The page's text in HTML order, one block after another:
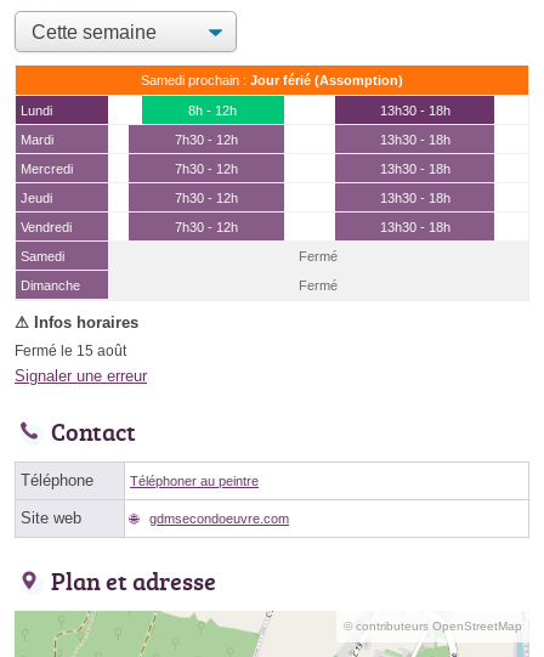
Samedi prochain : Jour férié (Assomption)
Lundi 8h - 12h
13h30 - 18h
Mardi
7h30 - 12h
13h30 - 18h
Mercredi
7h30 - 12h
13h30 - 18h
Jeudi
7h30 - 12h
13h30 - 18h
Vendredi
7h30 - 12h
13h30 - 18h
Samedi
(15 août)
Fermé
Dimanche
Fermé
Fermé le 15 août
Signaler une erreur
Contact
Téléphone Téléphoner au peintre
Site web gdmsecondoeuvre.com
Plan et adresse
© contributeurs OpenStreetMap